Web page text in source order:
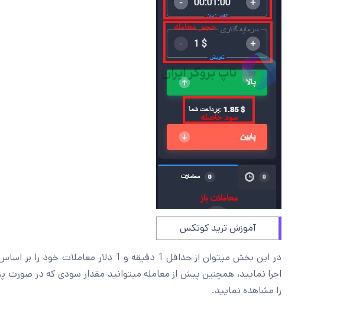
آموزش ترید کوتکس
در این بخش میتوان از حداقل 1 دقیقه و 1 دلار معاملات خود را بر اساس تحلیلات و ا
اجرا نمایید، همچنین پیش از معامله میتوانید مقدار سودی که در
را مشاهده نمایید.